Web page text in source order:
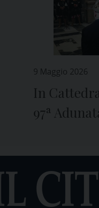
9 Maggio 2026
In
97ª
tempo”